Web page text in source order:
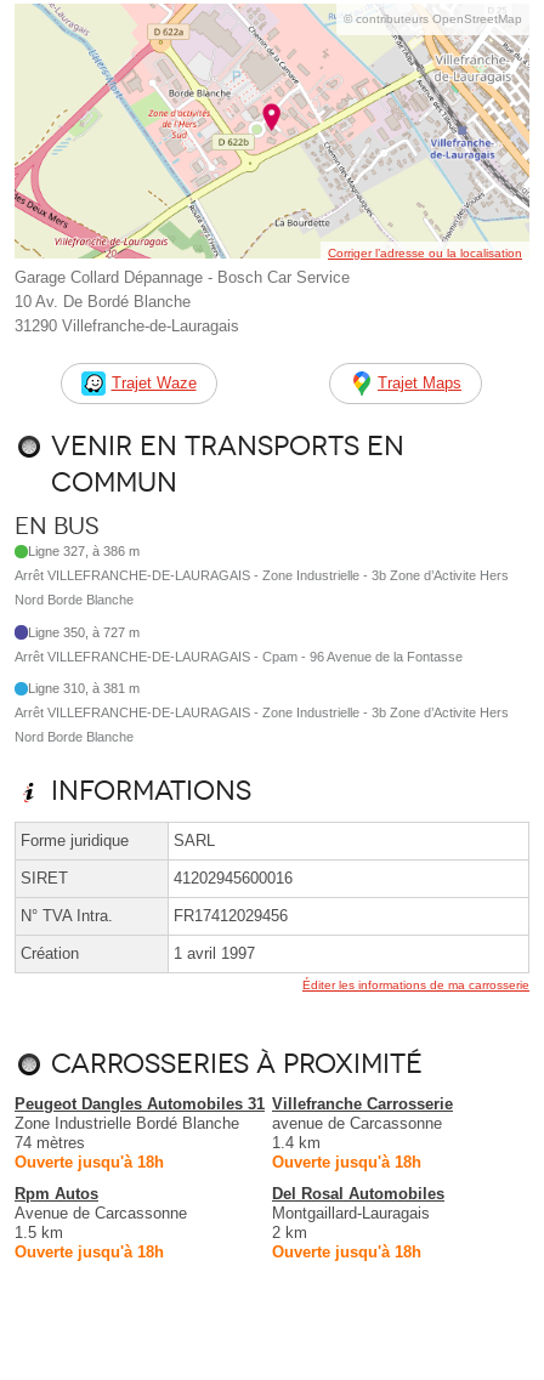
© contributeurs OpenStreetMap
Corriger l’adresse ou la localisation
Garage Collard Dépannage - Bosch Car Service
10 Av. De Bordé Blanche
31290 Villefranche-de-Lauragais
Trajet Waze Trajet Maps
Venir en transports en
commun
En bus
Ligne 327, à 386 m
Arrêt VILLEFRANCHE-DE-LAURAGAIS - Zone Industrielle - 3b Zone d’Activite Hers
Nord Borde Blanche
Ligne 350, à 727 m
Arrêt VILLEFRANCHE-DE-LAURAGAIS - Cpam - 96 Avenue de la Fontasse
Ligne 310, à 381 m
Arrêt VILLEFRANCHE-DE-LAURAGAIS - Zone Industrielle - 3b Zone d’Activite Hers
Nord Borde Blanche
Informations
Forme juridique SARL
SIRET 41202945600016
N° TVA Intra. FR17412029456
Création 1 avril 1997
Éditer les informations de ma carrosserie
Carrosseries à proximité
Peugeot Dangles Automobiles 31
Zone Industrielle Bordé Blanche
74 mètres
Ouverte jusqu'à 18h
Villefranche Carrosserie
avenue de Carcassonne
1.4 km
Ouverte jusqu'à 18h
Rpm Autos
Avenue de Carcassonne
1.5 km
Ouverte jusqu'à 18h
Del Rosal Automobiles
Montgaillard-Lauragais
2 km
Ouverte jusqu'à 18h